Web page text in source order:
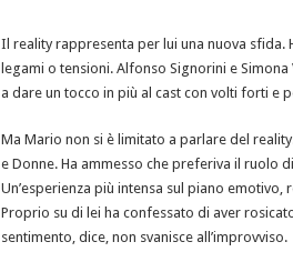
Il reality rappresenta per lui una nuova sfida.
legami o tensioni. Alfonso Signorini e
a dare un tocco in più al cast con volti forti e
Ma Mario non si è limitato a parlare del
e Donne. Ha ammesso che preferiva il ruolo
Un’esperienza più intensa sul piano
Proprio su di lei ha confessato di aver
sentimento, dice, non svanisce all’improvviso.